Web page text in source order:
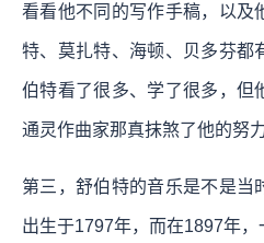
看看他不同的写作手稿，以及
特、莫扎特、海顿、贝多芬都
伯特看了很多、学了很多，但
通灵作曲家那真抹煞了他的努力
第三，舒伯特的音乐是不是当
出生于1797年，而在1897年